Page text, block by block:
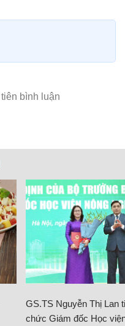
GS.TS Nguyễn Thị Lan
chức Giám đốc Học